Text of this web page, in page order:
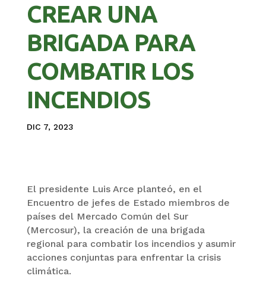
CREAR UNA
BRIGADA PARA
COMBATIR LOS
INCENDIOS
DIC 7, 2023
El presidente Luis Arce planteó, en el
Encuentro de jefes de Estado miembros de
países del Mercado Común del Sur
(Mercosur), la creación de una brigada
regional para combatir los incendios y asumir
acciones conjuntas para enfrentar la crisis
climática.